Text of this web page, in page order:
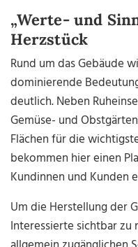
„Werte- und
Herzstück
Rund um das Gebäude
dominierende
deutlich. Neben
Gemüse- und
Flächen für die
bekommen hier einen
Kundinnen und Kunden
Um die Herstellung der
Interessierte sichtbar